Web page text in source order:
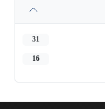
31
16